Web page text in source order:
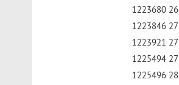
1223680 26
1223846 27
1223921 27
1225494 27
1225496 28